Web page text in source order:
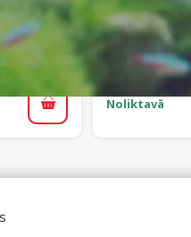
Pievienot grozam
Noliktavā